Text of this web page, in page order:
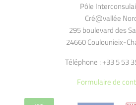
Pôle
Cré@vallée
295 boulevard des
24660 Coulounieix-
Téléphone : +33 5 53
Formulaire de